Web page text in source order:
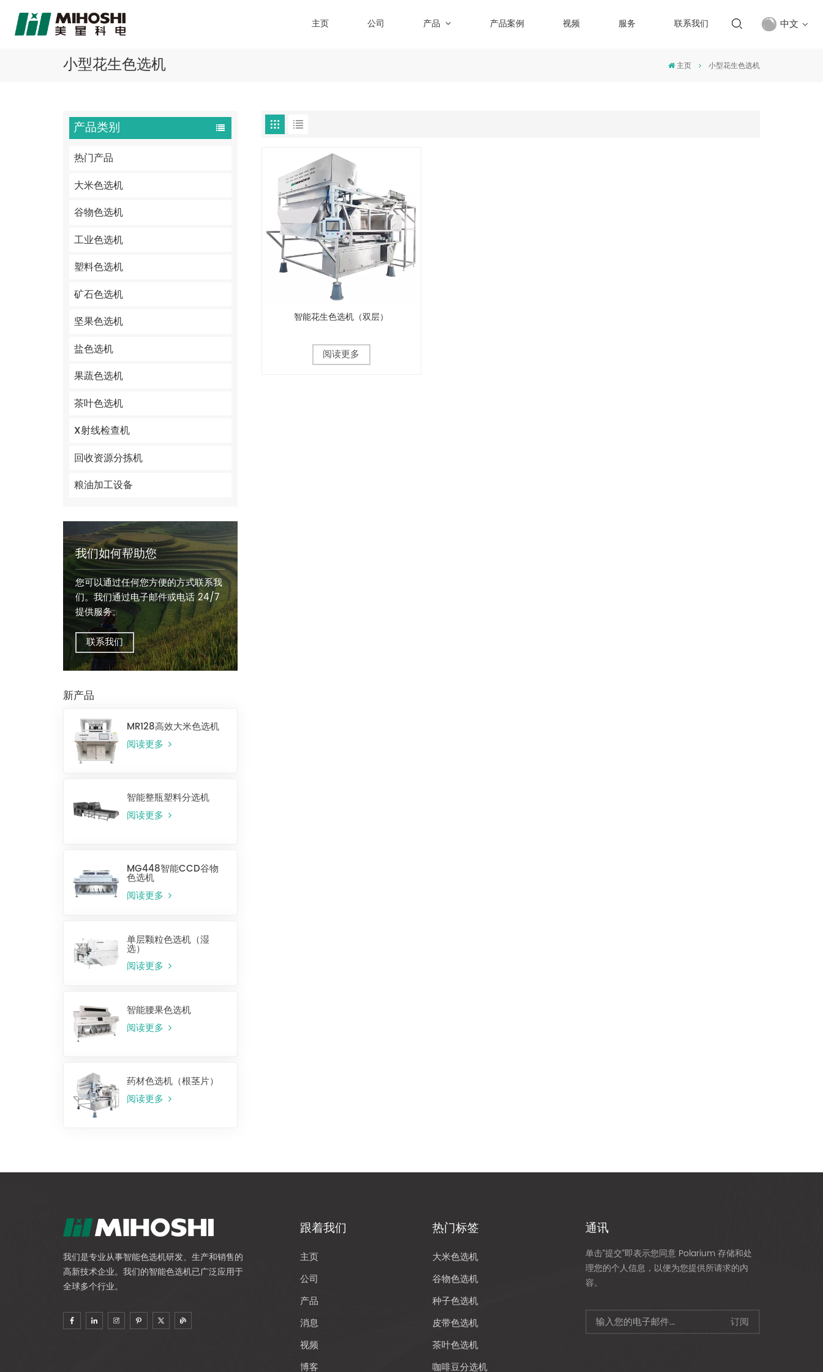
主页 公司 产品 产品案例 视频 服务 联系我们 中文
小型花生色选机 主页 小型花生色选机
产品类别
热门产品
大米色选机
谷物色选机
工业色选机
塑料色选机
矿石色选机
坚果色选机
盐色选机
果蔬色选机
茶叶色选机
X射线检查机
回收资源分拣机
粮油加工设备
我们如何帮助您
您可以通过任何您方便的方式联系我
们。我们通过电子邮件或电话 24/7
提供服务。
联系我们
新产品
MR128高效大米色选机
阅读更多
智能整瓶塑料分选机
阅读更多
MG448智能CCD谷物
色选机
阅读更多
单层颗粒色选机（湿
选）
阅读更多
智能腰果色选机
阅读更多
药材色选机（根茎片）
阅读更多
智能花生色选机（双层）
阅读更多
我们是专业从事智能色选机研发、生产和销售的
高新技术企业。我们的智能色选机已广泛应用于
全球多个行业。
跟着我们
主页
公司
产品
消息
视频
博客
热门标签
大米色选机
谷物色选机
种子色选机
皮带色选机
茶叶色选机
咖啡豆分选机
通讯
单击“提交”即表示您同意 Polarium 存储和处
理您的个人信息，以便为您提供所请求的内
容。